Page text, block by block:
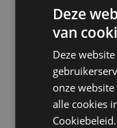
De notaris
omslag en stelt
Toch is er een
testament: het
kracht. Na je
nog een
Deze
van
Deze
onze
alle cookies
Cookiebeleid.